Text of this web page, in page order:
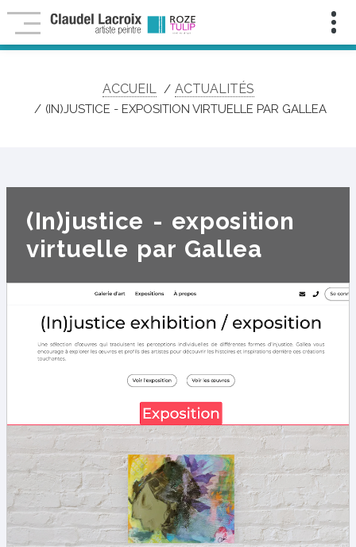
ACCUEIL ACTUALITÉS
(IN)JUSTICE - EXPOSITION VIRTUELLE PAR GALLEA
(In)justice - exposition
virtuelle par Gallea
Infolettre
ne
mes
nouveautés,
Nom
:
Courriel